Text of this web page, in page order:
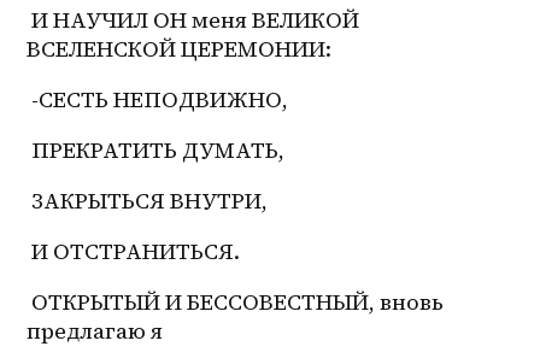
И НАУЧИЛ ОН меня ВЕЛИКОЙ
ВСЕЛЕНСКОЙ ЦЕРЕМОНИИ:
-СЕСТЬ НЕПОДВИЖНО,
ПРЕКРАТИТЬ ДУМАТЬ,
ЗАКРЫТЬСЯ ВНУТРИ,
И ОТСТРАНИТЬСЯ.
предлагаю я